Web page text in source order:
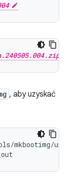
, aby uzyskać
/mkbootimg/